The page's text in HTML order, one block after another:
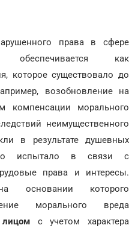
права в сфере
обеспечивается как
которое существовало до
возобновление на
компенсации морального
неимущественного
в результате душевных
испытало в связи с
права и интересы.
основании которого
морального вреда
с учетом характера